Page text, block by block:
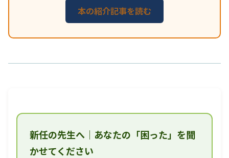
本の紹介記事を読む
新任の先生へ｜あなたの「困った」を聞
かせてください